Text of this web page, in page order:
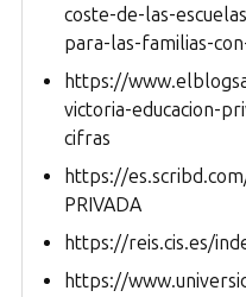
coste-de-las-
para-las-familias-
https://
victoria-educacion-
cifras
https://
PRIVADA
https://reis.cis.es/
https://